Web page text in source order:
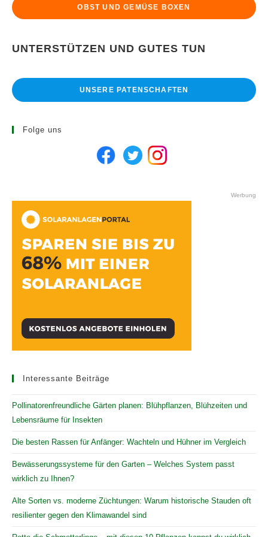
OBST UND GEMÜSE BOXEN
UNTERSTÜTZEN UND GUTES TUN
UNSERE PATENSCHAFTEN
Folge uns
Werbung
Interessante Beiträge
Pollinatorenfreundliche Gärten planen: Blühpflanzen, Blühzeiten und
Lebensräume für Insekten
Die besten Rassen für Anfänger: Wachteln und Hühner im Vergleich
Bewässerungssysteme für den Garten – Welches System passt
wirklich zu Ihnen?
Alte Sorten vs. moderne Züchtungen: Warum historische Stauden oft
resilienter gegen den Klimawandel sind